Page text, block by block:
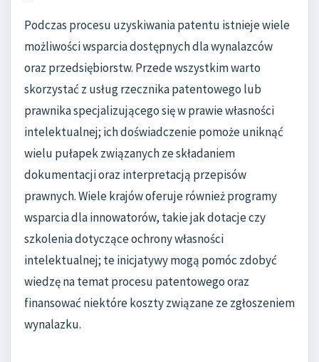
Podczas procesu uzyskiwania patentu istnieje wiele
możliwości wsparcia dostępnych dla wynalazców
oraz przedsiębiorstw. Przede wszystkim warto
skorzystać z usług rzecznika patentowego lub
prawnika specjalizującego się w prawie własności
intelektualnej; ich doświadczenie pomoże uniknąć
wielu pułapek związanych ze składaniem
dokumentacji oraz interpretacją przepisów
prawnych. Wiele krajów oferuje również programy
wsparcia dla innowatorów, takie jak dotacje czy
szkolenia dotyczące ochrony własności
intelektualnej; te inicjatywy mogą pomóc zdobyć
wiedzę na temat procesu patentowego oraz
finansować niektóre koszty związane ze zgłoszeniem
wynalazku.